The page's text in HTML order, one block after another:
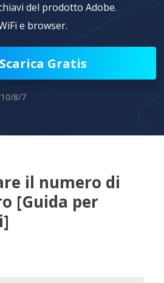
del prodotto Adobe.
e browser.
Scarica Gratis
8/7
il numero di
[Guida per